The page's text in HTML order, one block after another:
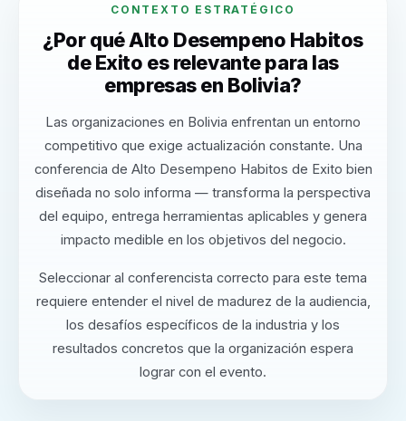
CONTEXTO ESTRATÉGICO
¿Por qué Alto Desempeno Habitos
de Exito es relevante para las
empresas en Bolivia?
Las organizaciones en Bolivia enfrentan un entorno
competitivo que exige actualización constante. Una
conferencia de Alto Desempeno Habitos de Exito bien
diseñada no solo informa — transforma la perspectiva
del equipo, entrega herramientas aplicables y genera
impacto medible en los objetivos del negocio.
Seleccionar al conferencista correcto para este tema
requiere entender el nivel de madurez de la audiencia,
los desafíos específicos de la industria y los
resultados concretos que la organización espera
lograr con el evento.